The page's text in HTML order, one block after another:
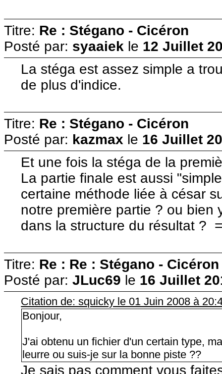
Titre: Re : Stégano - Cicéron
Posté par: syaaiek le 12 Juillet
La stéga est assez simple a
de plus d'indice.
Titre: Re : Stégano - Cicéron
Posté par: kazmax le 16 Juillet
Et une fois la stéga de la
La partie finale est aussi
certaine méthode liée à césar
notre première partie ? ou bien
dans la structure du résultat ?
Titre: Re : Re : Stégano - Cicéron
Posté par: JLuc69 le 16 Juillet
Citation de: squicky le 01 Juin 2008 à
Bonjour,
J'ai obtenu un fichier d'un certain type,
leurre ou suis-je sur la bonne piste ??
Je sais pas comment vous